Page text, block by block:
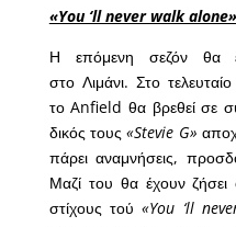
«You ‘ll never walk alone»
Η επόμενη σεζόν θα
στο Λιμάνι. Στο
το Anfield θα βρεθεί σε
δικός τους«Stevie G»
πάρει αναμνήσεις,
Μαζί του θα έχουν
στίχους τού«You ‘ll